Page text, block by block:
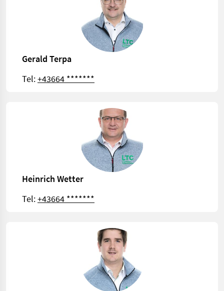
Gerald Terpa
Tel:+43664 *******
Heinrich Wetter
Tel:+43664 *******